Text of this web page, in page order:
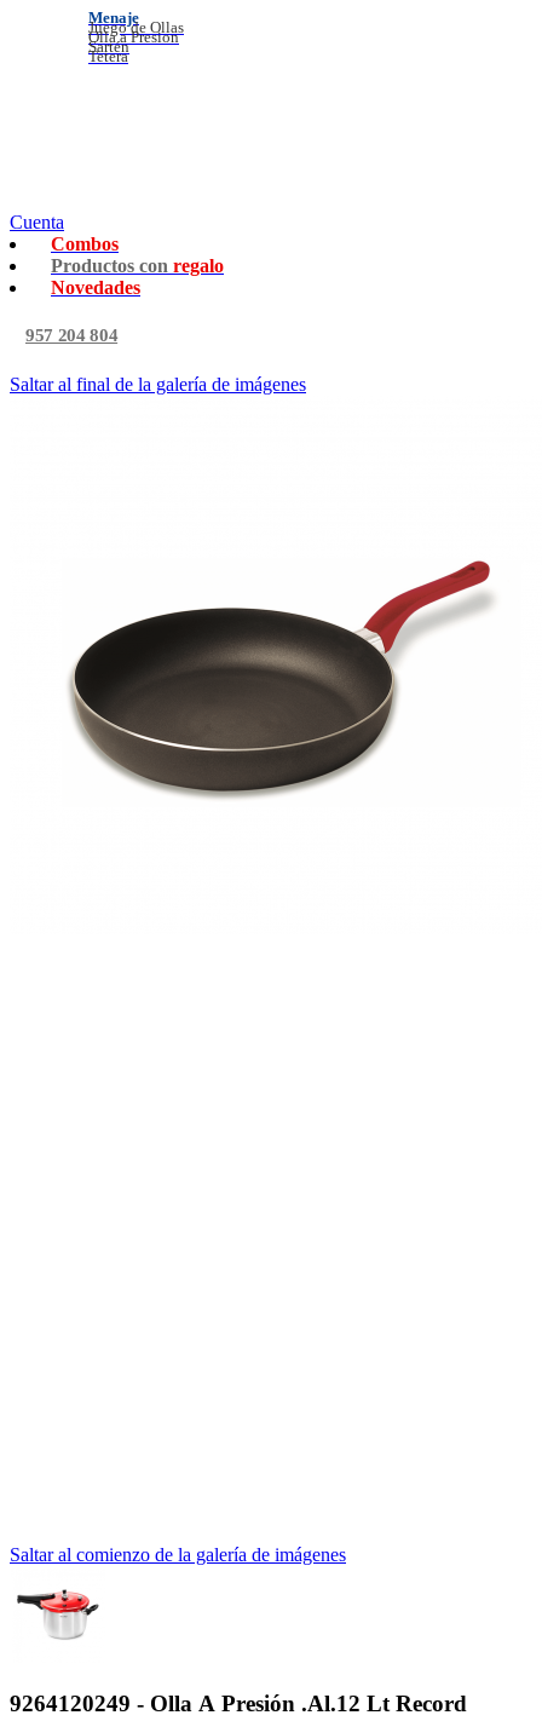
Menaje
Juego de Ollas
Olla a Presion
Sartén
Tetera
Cuenta
Combos
Productos con regalo
Novedades
957 204 804
Saltar al final de la galería de imágenes
Saltar al comienzo de la galería de imágenes
9264120249 - Olla A Presión .Al.12 Lt Record